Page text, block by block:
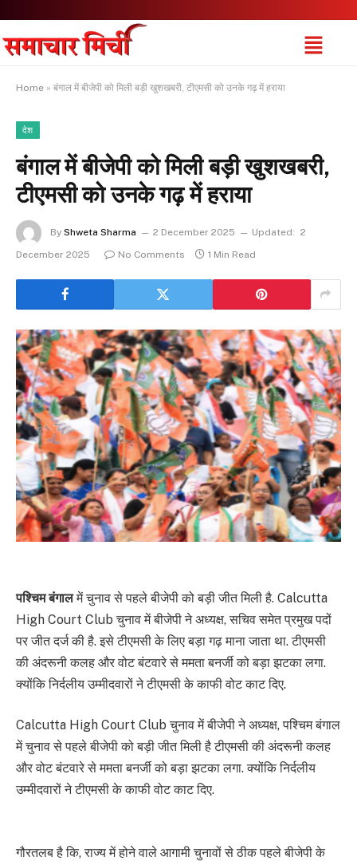
Home » बंगाल में बीजेपी को मिली बड़ी खुशखबरी, टीएमसी को उनके गढ़ में हराया
देश
बंगाल में बीजेपी को मिली बड़ी खुशखबरी,
टीएमसी को उनके गढ़ में हराया
By Shweta Sharma 2 December 2025 Updated: 2
December 2025
No Comments 1 Min Read
पश्च‍िम बंगालमें चुनाव से पहले बीजेपी को बड़ी जीत मिली है. Calcutta
High Court Club चुनाव में बीजेपी ने अध्यक्ष, सचिव समेत प्रमुख पदों
पर जीत दर्ज की है. इसे टीएमसी के लिए बड़ा गढ़ माना जाता था. टीएमसी
की अंदरूनी कलह और वोट बंटवारे से ममता बनर्जी को बड़ा झटका लगा.
क्‍योंक‍ि निर्दलीय उम्‍मीदवारों ने टीएमसी के काफी वोट काट दिए.
Calcutta High Court Club चुनाव में बीजेपी ने अध्यक्ष, पश्च‍िम बंगाल
में चुनाव से पहले बीजेपी को बड़ी जीत मिली है टीएमसी की अंदरूनी कलह
और वोट बंटवारे से ममता बनर्जी को बड़ा झटका लगा. क्‍योंक‍ि निर्दलीय
उम्‍मीदवारों ने टीएमसी के काफी वोट काट दिए.
गौरतलब है कि, राज्य में होने वाले आगामी चुनावों से ठीक पहले बीजेपी के